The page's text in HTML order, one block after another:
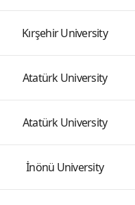
Kırşehir University
Atatürk University
Atatürk University
İnönü University